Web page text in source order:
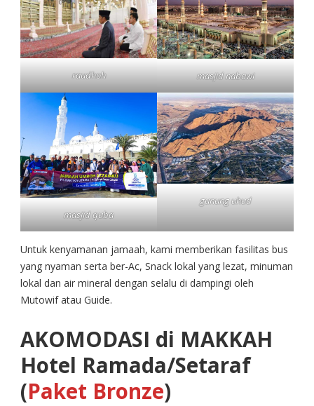
raudhoh masjid nabawi
masjid quba
gunung uhud
Untuk kenyamanan jamaah, kami memberikan fasilitas bus
yang nyaman serta ber-Ac, Snack lokal yang lezat, minuman
lokal dan air mineral dengan selalu di dampingi oleh
Mutowif atau Guide.
AKOMODASI di MAKKAH
Hotel Ramada/Setaraf
(Paket Bronze)